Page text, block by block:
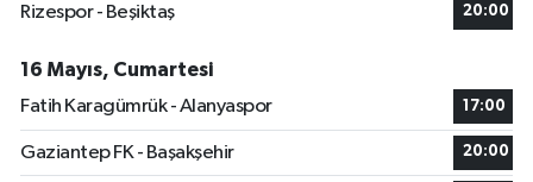
Rizespor - Beşiktaş
20:00
16 Mayıs, Cumartesi
Fatih Karagümrük - Alanyaspor
17:00
Gaziantep FK - Başakşehir 20:00